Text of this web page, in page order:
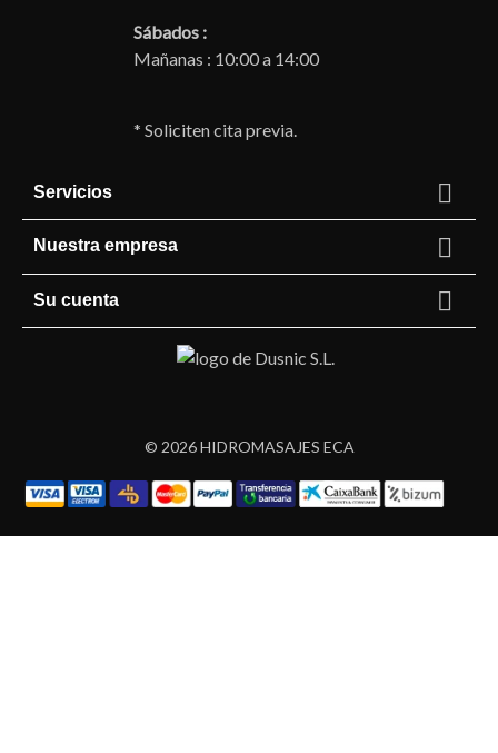
Sábados :
Mañanas : 10:00 a 14:00
* Soliciten cita previa.
Servicios 
Nuestra empresa 
Su cuenta 
© 2026 HIDROMASAJES ECA